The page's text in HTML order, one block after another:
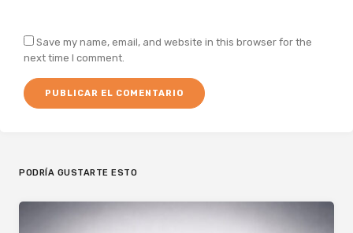
Save my name, email, and website in this browser for the
next time I comment.
PODRÍA GUSTARTE ESTO